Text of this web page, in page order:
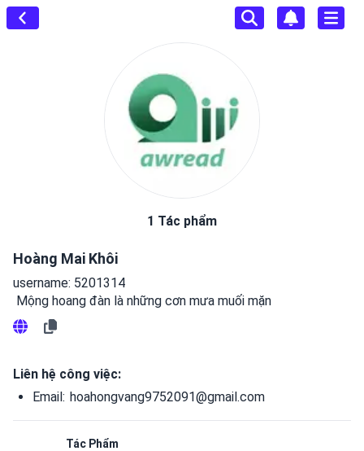
1 Tác phẩm
Hoàng Mai Khôi
username: 5201314
Mộng hoang đàn là những cơn mưa muối mặn
Liên hệ công việc:
Email: hoahongvang9752091@gmail.com
Tác Phẩm